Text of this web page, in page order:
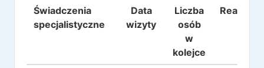
Świadczenia
specjalistyczne
Data
wizyty
Liczba
osób
w
kolejce